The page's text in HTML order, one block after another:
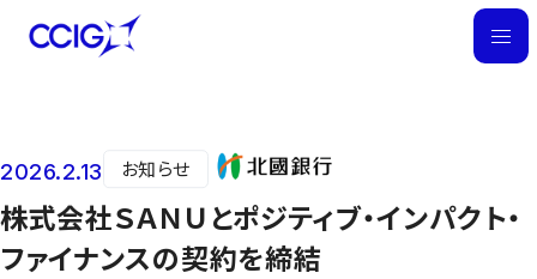
M
ニュース
2026.2.13 お知らせ
株式会社ＳＡＮＵとポジティブ・インパクト・
ファイナンスの契約を締結